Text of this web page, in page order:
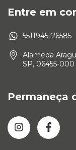
Entre em
5511945126585
Alameda
SP, 06455-000
Permaneça